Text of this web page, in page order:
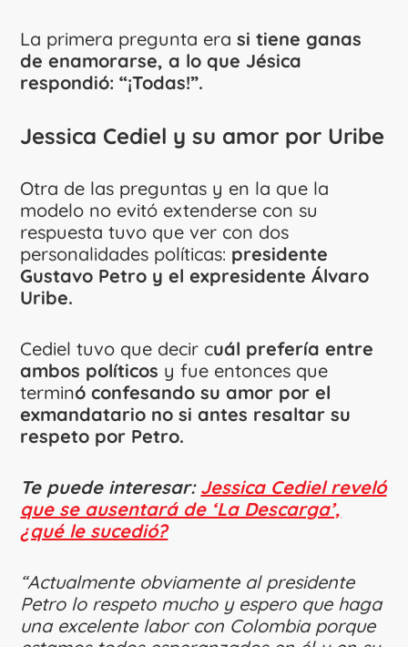
La primera pregunta era si tiene ganas
de enamorarse, a lo que Jésica
respondió: “¡Todas!”.
Jessica Cediel y su amor por Uribe
Otra de las preguntas y en la que la
modelo no evitó extenderse con su
respuesta tuvo que ver con dos
personalidades políticas: presidente
Gustavo Petro y el expresidente Álvaro
Uribe.
Cediel tuvo que decir cuál prefería entre
ambos políticos y fue entonces que
terminó confesando su amor por el
exmandatario no si antes resaltar su
respeto por Petro.
Te puede interesar: Jessica Cediel reveló
que se ausentará de ‘La Descarga’,
¿qué le sucedió?
“Actualmente obviamente al presidente
Petro lo respeto mucho y espero que haga
una excelente labor con Colombia porque